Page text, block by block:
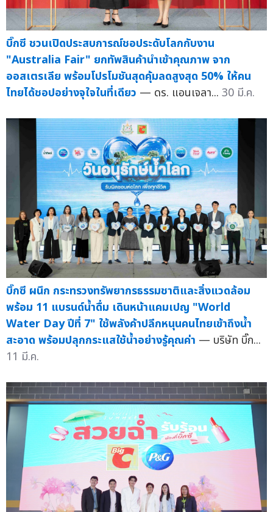
บิ๊กซี ชวนเปิดประสบการณ์ชอประดับโลกกับงาน
"Australia Fair" ยกทัพสินค้านำเข้าคุณภาพ จาก
ออสเตรเลีย พร้อมโปรโมชันสุดคุ้มลดสูงสุด 50% ให้คน
ไทยได้ชอปอย่างจุใจในที่เดียว — ดร. แอนเจลา... 30 มี.ค.
บิ๊กซี ผนึก กระทรวงทรัพยากรธรรมชาติและสิ่งแวดล้อม
พร้อม 11 แบรนด์น้ำดื่ม เดินหน้าแคมเปญ "World
Water Day ปีที่ 7" ใช้พลังค้าปลีกหนุนคนไทยเข้าถึงน้ำ
สะอาด พร้อมปลุกกระแสใช้น้ำอย่างรู้คุณค่า — บริษัท บิ๊ก...
11 มี.ค.